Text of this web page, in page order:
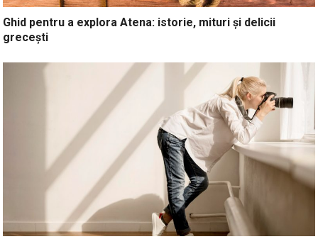
Ghid pentru a explora Atena: istorie, mituri și delicii
grecești